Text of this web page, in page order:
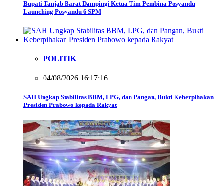
Bupati Tanjab Barat Dampingi Ketua Tim Pembina Posyandu
Launching Posyandu 6 SPM
POLITIK
04/08/2026 16:17:16
SAH Ungkap Stabilitas BBM, LPG, dan Pangan, Bukti Keberpihakan
Presiden Prabowo kepada Rakyat